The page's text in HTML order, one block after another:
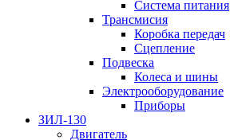
Система питания
Трансмисия
Коробка передач
Сцепление
Подвеска
Колеса и шины
Электрооборудование
Приборы
ЗИЛ-130
Двигатель